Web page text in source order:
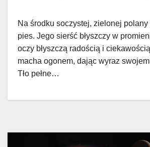
Na środku soczystej, zielonej polany
pies. Jego sierść błyszczy w
oczy błyszczą radością i
macha ogonem, dając wyraz
Tło pełne…